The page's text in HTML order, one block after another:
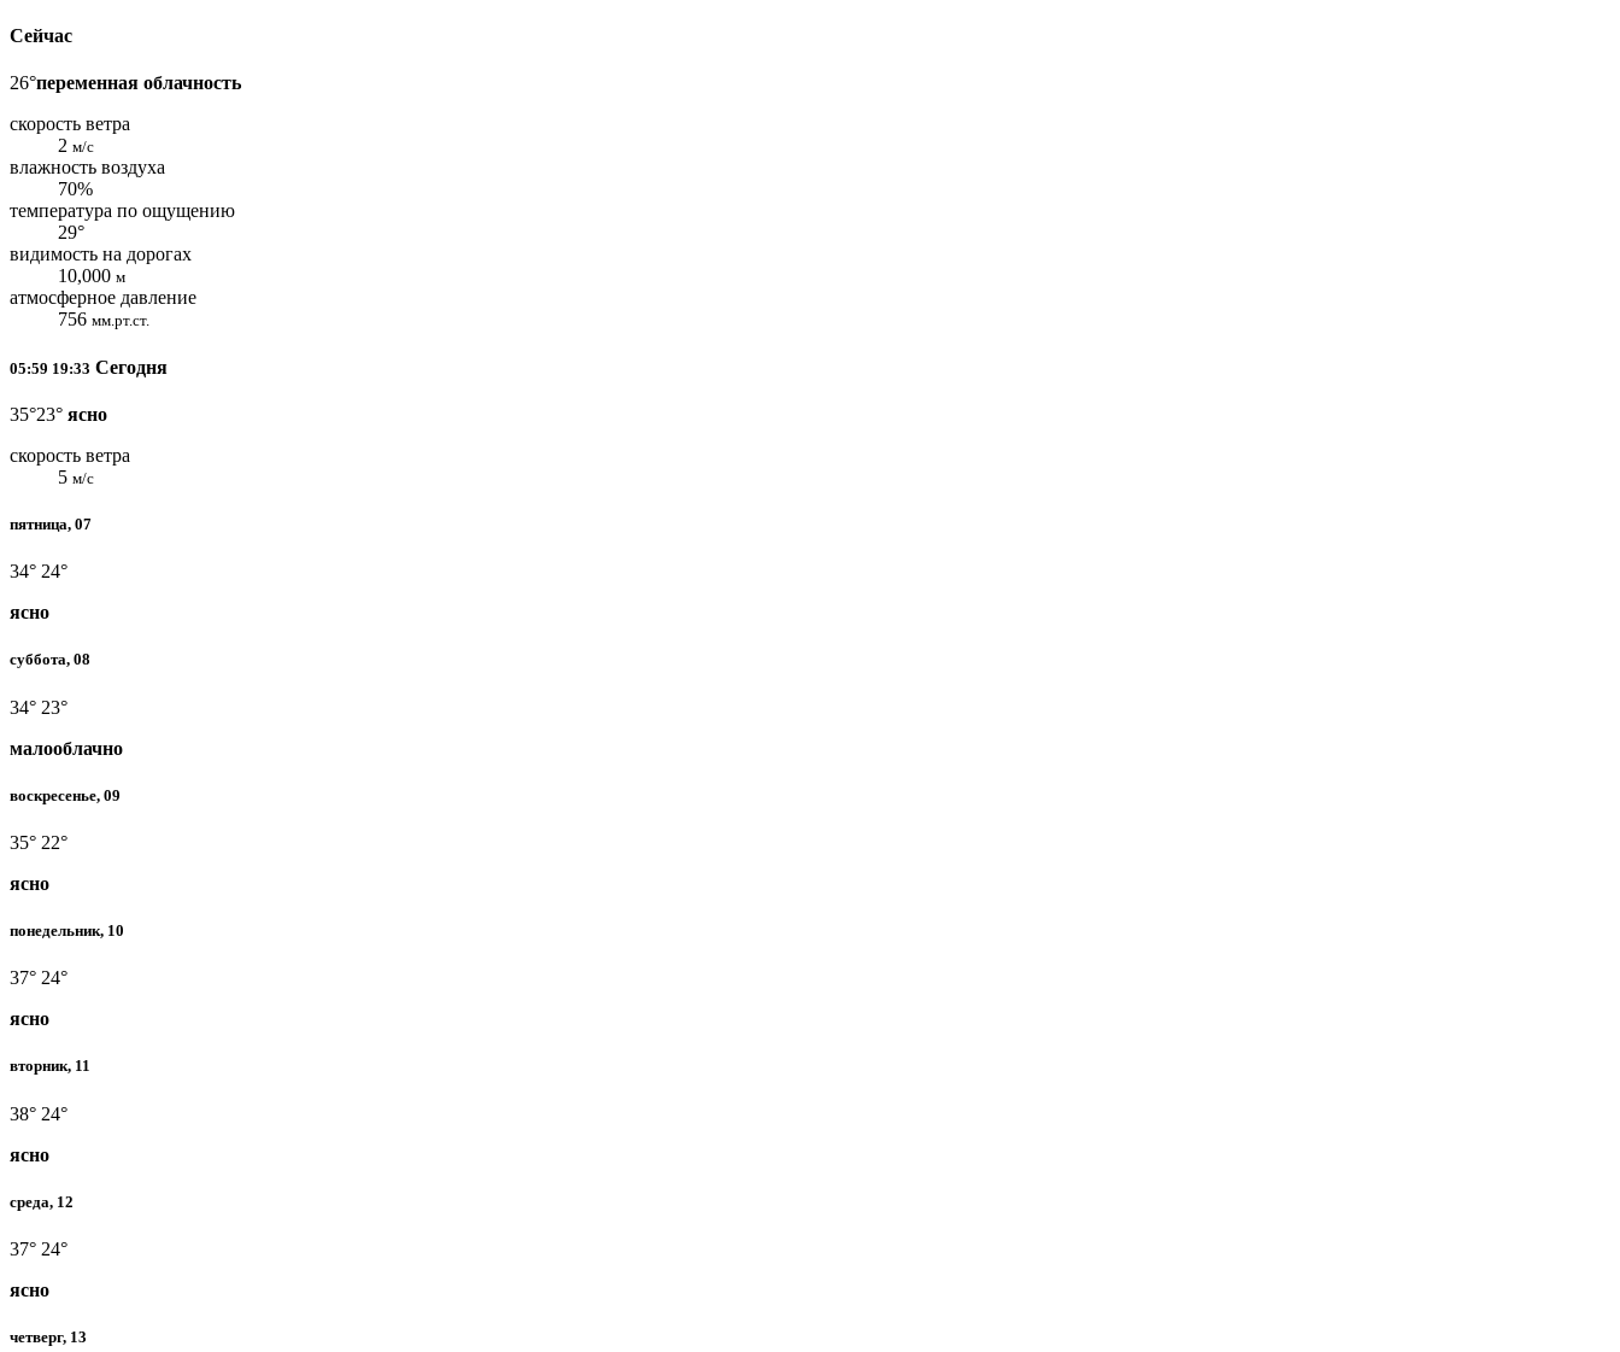
Сейчас
26°переменная облачность
скорость ветра
2 м/с
влажность воздуха
70%
температура по ощущению
29°
видимость на дорогах
10,000 м
атмосферное давление
756 мм.рт.ст.
05:59 19:33 Сегодня
35°23° ясно
скорость ветра
5 м/с
пятница, 07
34° 24°
ясно
суббота, 08
34° 23°
малооблачно
воскресенье, 09
35° 22°
ясно
понедельник, 10
37° 24°
ясно
вторник, 11
38° 24°
ясно
среда, 12
37° 24°
ясно
четверг, 13